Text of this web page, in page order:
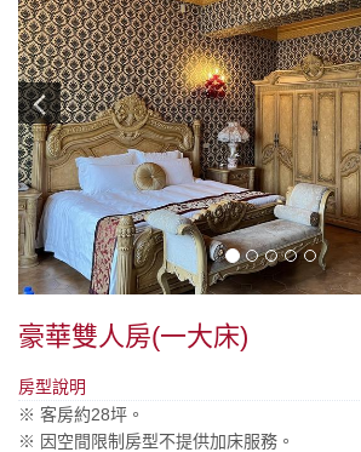
豪華雙人房(一大床)
房型說明
※ 客房約28坪。​
※ 因空間限制房型不提供加床服務。